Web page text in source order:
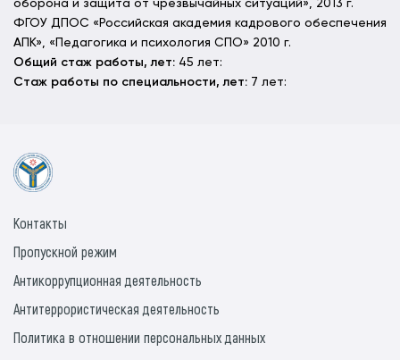
оборона и защита от чрезвычайных ситуаций», 2013 г.
ФГОУ ДПОС «Российская академия кадрового обеспечения
АПК», «Педагогика и психология СПО» 2010 г.
Общий стаж работы, лет: 45 лет:
Стаж работы по специальности, лет: 7 лет:
Контакты
Пропускной режим
Антикоррупционная деятельность
Антитеррористическая деятельность
Политика в отношении персональных данных